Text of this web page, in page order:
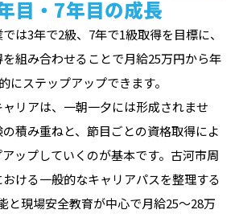
目・7年目の成長
は3年で2級、7年で1級取得を目標に、
組み合わせることで月給25万円から年
にステップアップできます。
リアは、一朝一夕には形成されませ
積み重ねと、節目ごとの資格取得によ
ップしていくのが基本です。古河市周
ける一般的なキャリアパスを整理する
と現場安全教育が中心で月給25〜28万